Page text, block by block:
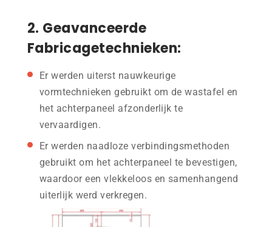
2. Geavanceerde
Fabricagetechnieken:
Er werden uiterst nauwkeurige
vormtechnieken gebruikt om de wastafel en
het achterpaneel afzonderlijk te
vervaardigen.
Er werden naadloze verbindingsmethoden
gebruikt om het achterpaneel te bevestigen,
waardoor een vlekkeloos en samenhangend
uiterlijk werd verkregen.